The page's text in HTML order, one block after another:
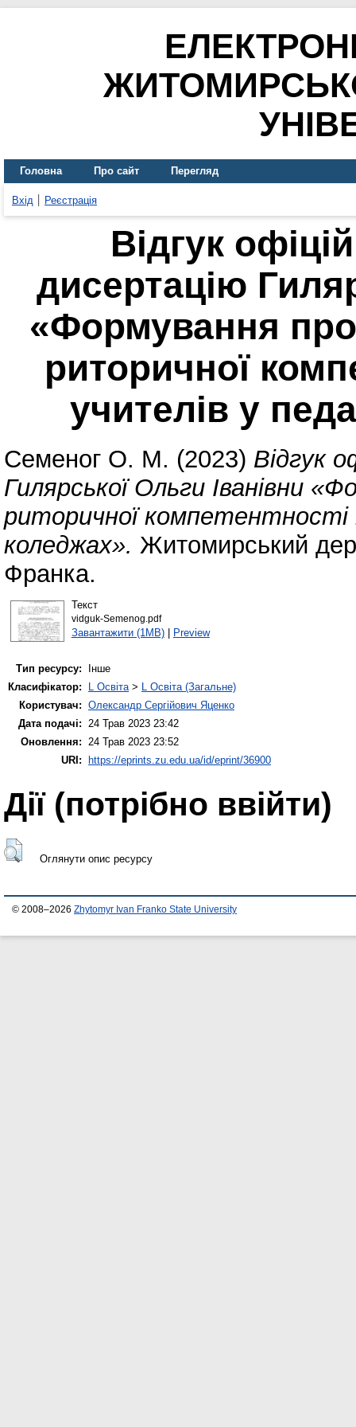
Головна Про сайт Перегляд
Вхід Реєстрація
Відгук
дисертацію
«Формування
риторичної
учителів у
Семеног О. М. (2023) Відгук
Гилярської Ольги Іванівни
риторичної компетентності
коледжах». Житомирський
Франка.
Текст
vidguk-Semenog.pdf
Завантажити (1MB)| Preview
Тип ресурсу:
Інше
Класифікатор:
L Освіта> L Освіта (Загальне)
Користувач: Олександр Сергійович Яценко
Дата подачі: 24 Трав 2023 23:42
Оновлення: 24 Трав 2023 23:52
URI:
https://eprints.zu.edu.ua/id/eprint/36900
Дії ​​(потрібно ввійти)
Оглянути опис ресурсу
© 2008–2026 Zhytomyr Ivan Franko State University